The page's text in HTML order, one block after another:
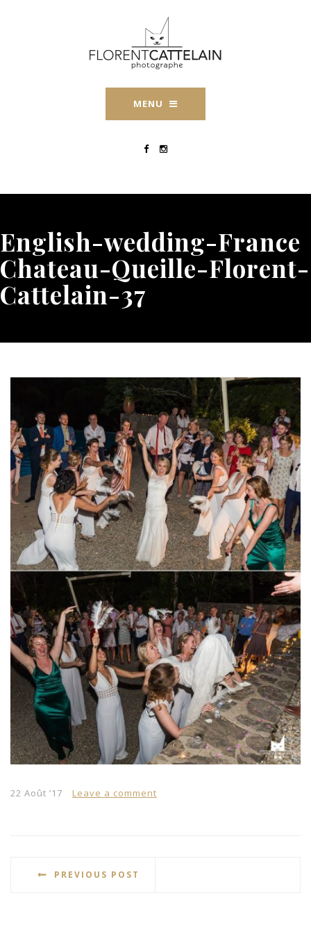
MENU
English-wedding-France
Chateau-Queille-Florent-
Cattelain-37
22 Août ’17 Leave a comment
PREVIOUS POST